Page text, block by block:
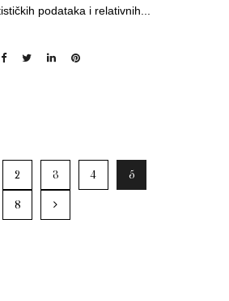
podataka i relativnih...
2 3 4 5
8